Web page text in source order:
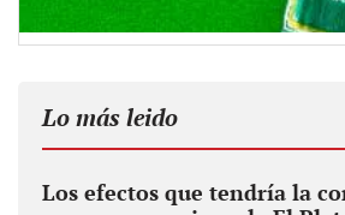
Lo más leido
Los efectos que tendría la